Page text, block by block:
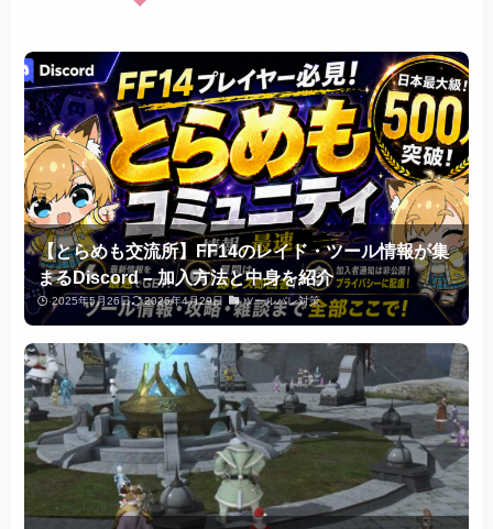
【とらめも交流所】FF14のレイド・ツール情報が集
まるDiscord – 加入方法と中身を紹介
2025年5月26日 2026年4月29日 ツールバレ対策